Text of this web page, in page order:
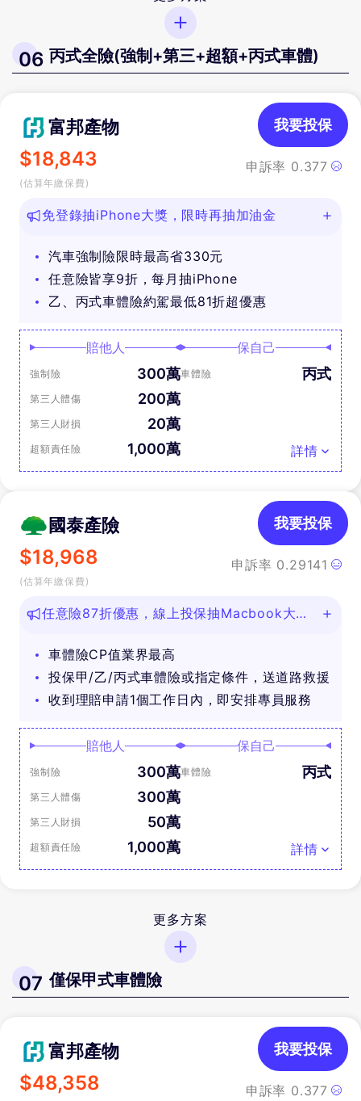
06 丙式全險(強制+第三+超額+丙式車體)
富邦產物
$18,843
(估算年繳保費)
申訴率 0.377
我要投保
免登錄抽iPhone大獎，限時再抽加油金
汽車強制險限時最高省330元
任意險皆享9折，每月抽iPhone
乙、丙式車體險約駕最低81折超優惠
賠他人
強制險 300萬
第三人體傷 200萬
第三人財損 20萬
超額責任險 1,000萬
保自己
車體險 丙式
詳情
國泰產險
$18,968
(估算年繳保費)
申訴率 0.29141
我要投保
任意險87折優惠，線上投保抽Macbook大
車體險CP值業界最高
投保甲/乙/丙式車體險或指定條件，送道路救援
收到理賠申請1個工作日內，即安排專員服務
賠他人
強制險 300萬
第三人體傷 300萬
第三人財損 50萬
超額責任險 1,000萬
保自己
車體險 丙式
詳情
更多方案
07 僅保甲式車體險
富邦產物
$48,358 申訴率 0.377
我要投保